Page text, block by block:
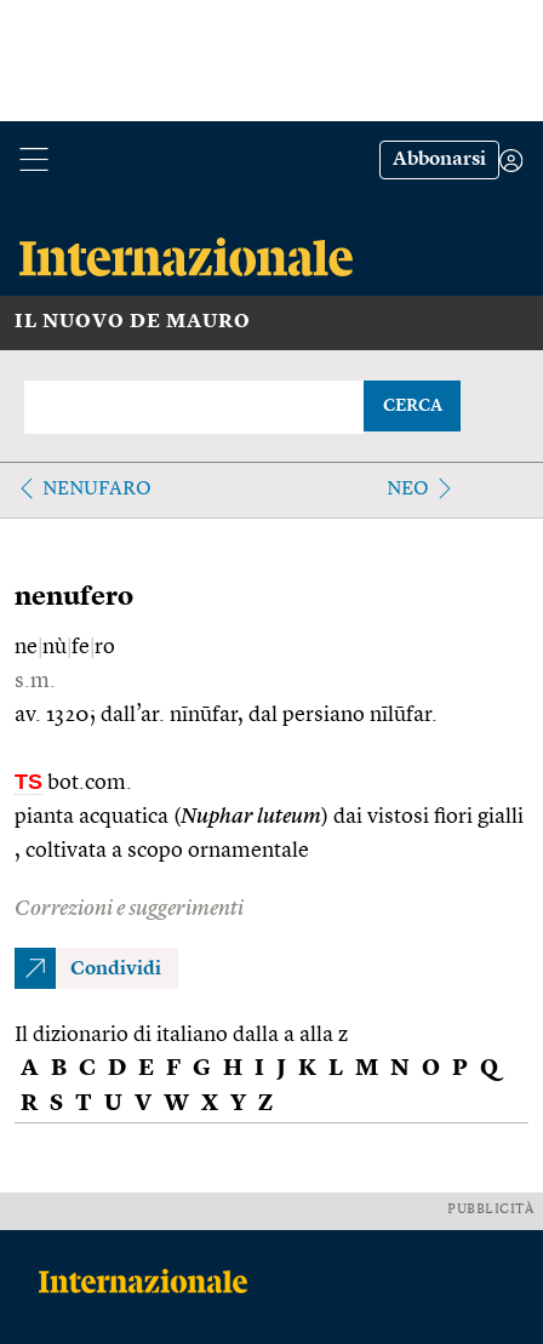
Abbonarsi
IL NUOVO DE MAURO
CERCA
NENUFARO NEO
nenufero
ne nù fe ro
s.m.
av. 1320; dall’ar. nīnūfar, dal persiano nīlūfar.
TS bot.com.
pianta acquatica (Nuphar luteum) dai vistosi fiori gialli
, coltivata a scopo ornamentale
Correzioni e suggerimenti
Condividi
Il dizionario di italiano dalla a alla z
A B C D E F G H I J K L M N O P Q
R S T U V W X Y Z
PUBBLICITÀ